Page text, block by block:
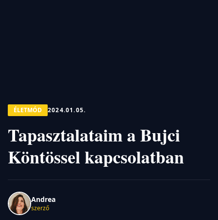
ÉLETMÓD 2024.01.05.
Tapasztalataim a Bujci
Köntössel kapcsolatban
Andrea
szerző